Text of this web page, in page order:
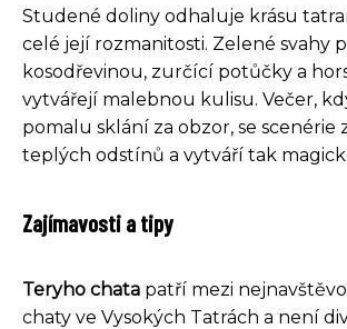
Studené doliny odhaluje krásu
celé její rozmanitosti. Zelené svahy
kosodřevinou, zurčící potůčky a
vytvářejí malebnou kulisu. Večer,
pomalu sklání za obzor, se scenérie
teplých odstínů a vytváří tak
Zajímavosti a tipy
Teryho chata patří mezi
chaty ve Vysokých Tatrách a není